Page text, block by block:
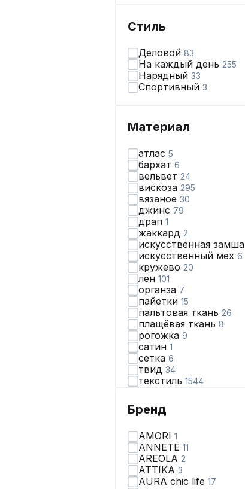
Стиль
Деловой 83
На каждый день 255
Нарядный 33
Спортивный 3
Материал
атлас 5
бархат 6
вельвет 24
вискоза 295
вязаное 30
джинс 79
драп 1
жаккард 2
искусственная замша
искусственный мех 6
кружево 20
лен 101
органза 7
пайетки 15
пальтовая ткань 26
плащёвая ткань 8
рогожка 9
сатин 1
сетка 6
твид 34
текстиль 1544
хлопок
шифон 2
экокожа 71
Бренд
AMORI 1
ANNETE 11
AREOLA 2
ATTIKA 3
AURA chic life 17